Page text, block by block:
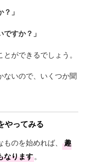
」
すか？」
ができるでしょう。
ないので、いくつか聞
やってみる
のを始めれば、
趣
なります。